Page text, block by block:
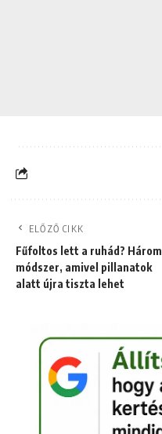
ELŐZŐ CIKK
Fűfoltos lett a ruhád? Három
módszer, amivel pillanatok
alatt újra tiszta lehet